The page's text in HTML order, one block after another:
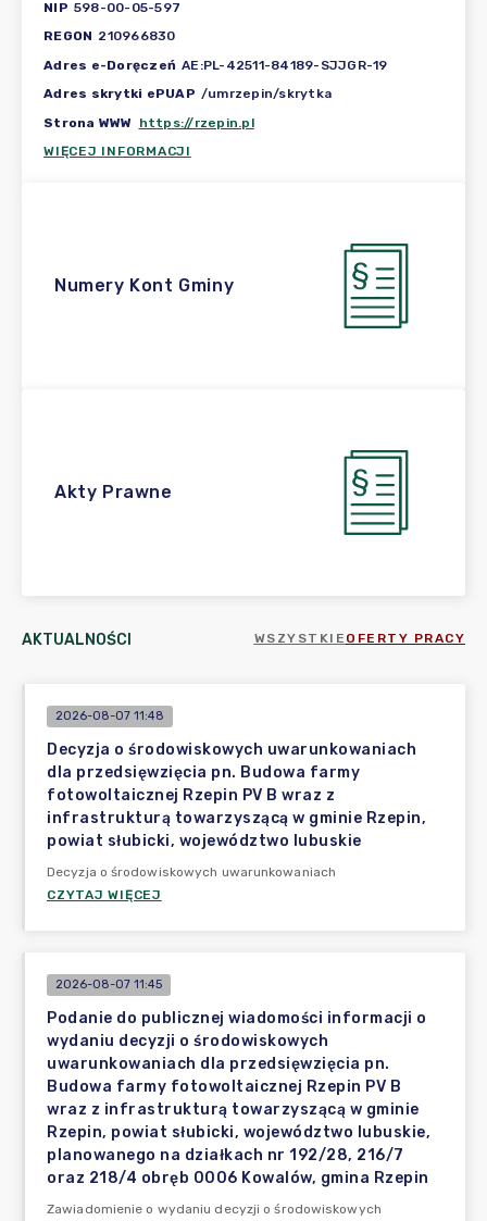
NIP 598-00-05-597
REGON 210966830
Adres e-Doręczeń AE:PL-42511-84189-SJJGR-19
Adres skrytki ePUAP /umrzepin/skrytka
Strona WWW https://rzepin.pl
WIĘCEJ INFORMACJI
Numery Kont Gminy
Akty Prawne
AKTUALNOŚCI WSZYSTKIE OFERTY PRACY
2026-08-07 11:48
Decyzja o środowiskowych uwarunkowaniach
dla przedsięwzięcia pn. Budowa farmy
fotowoltaicznej Rzepin PV B wraz z
infrastrukturą towarzyszącą w gminie Rzepin,
powiat słubicki, województwo lubuskie
Decyzja o środowiskowych uwarunkowaniach
CZYTAJ WIĘCEJ
2026-08-07 11:45
Podanie do publicznej wiadomości informacji o
wydaniu decyzji o środowiskowych
uwarunkowaniach dla przedsięwzięcia pn.
Budowa farmy fotowoltaicznej Rzepin PV B
wraz z infrastrukturą towarzyszącą w gminie
Rzepin, powiat słubicki, województwo lubuskie,
planowanego na działkach nr 192/28, 216/7
oraz 218/4 obręb 0006 Kowalów, gmina Rzepin
Zawiadomienie o wydaniu decyzji o środowiskowych